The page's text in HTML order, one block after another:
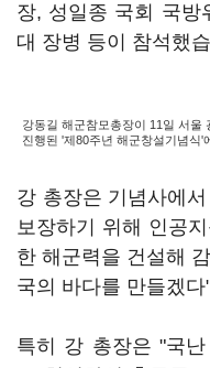
장, 성일종 국회 국방
대 장병 등이 참석했
강동길 해군참모총장이 11일 서울
진행된 '제80주년 해군창설기념식'
강 총장은 기념사에
보장하기 위해 인공
한 해군력을 건설해
국의 바다를 만들겠
특히 강 총장은 "국